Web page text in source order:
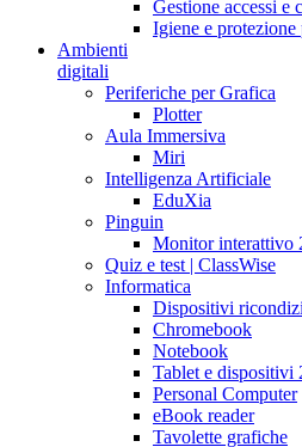
Gestione accessi e
Igiene e protezione
Ambienti
digitali
Periferiche per Grafica
Plotter
Aula Immersiva
Miri
Intelligenza Artificiale
EduXia
Pinguin
Monitor interattivo
Quiz e test | ClassWise
Informatica
Dispositivi
Chromebook
Notebook
Tablet e dispositivi
Personal Computer
eBook reader
Tavolette grafiche